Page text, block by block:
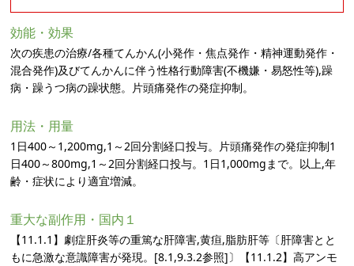
効能・効果
次の疾患の治療/各種てんかん(小発作・焦点発作・精神運動発作・
混合発作)及びてんかんに伴う性格行動障害(不機嫌・易怒性等),躁
病・躁うつ病の躁状態。片頭痛発作の発症抑制。
用法・用量
1日400～1,200mg,1～2回分割経口投与。片頭痛発作の発症抑制1
日400～800mg,1～2回分割経口投与。1日1,000mgまで。以上,年
齢・症状により適宜増減。
重大な副作用・国内１
【11.1.1】劇症肝炎等の重篤な肝障害,黄疸,脂肪肝等〔肝障害とと
もに急激な意識障害が発現。[8.1,9.3.2参照]〕【11.1.2】高アンモ